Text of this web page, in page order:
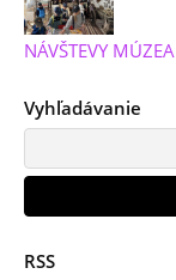
NÁVŠTEVY MÚZEA
Vyhľadávanie
RSS